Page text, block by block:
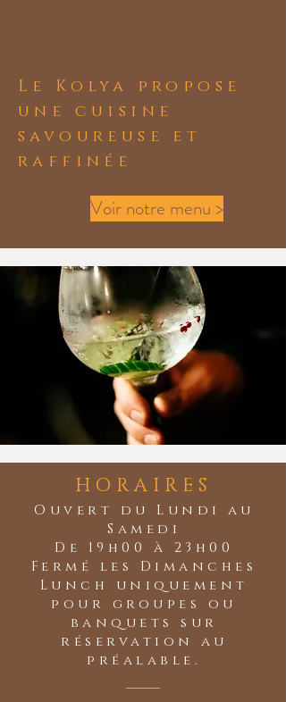
Le Kolya propose
une cuisine
savoureuse et
raffinée
Voir notre menu >
HORAIRES
Ouvert du Lundi au
Samedi
De 19h00 à 23h00
Fermé les Dimanches
Lunch uniquement
pour groupes ou
banquets sur
réservation au
préalable.